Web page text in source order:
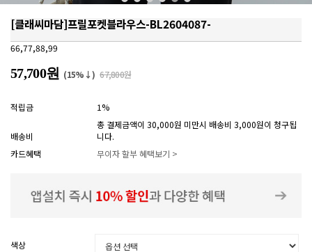
[클래씨마담]프릴포켓블라우스-BL2604087-
66,77,88,99
57,700원 (15%↓) 67,800원
적립금 1%
배송비
총 결제금액이 30,000원 미만시 배송비 3,000원이 청구됩
니다.
카드혜택
무이자 할부 혜택보기 >
색상